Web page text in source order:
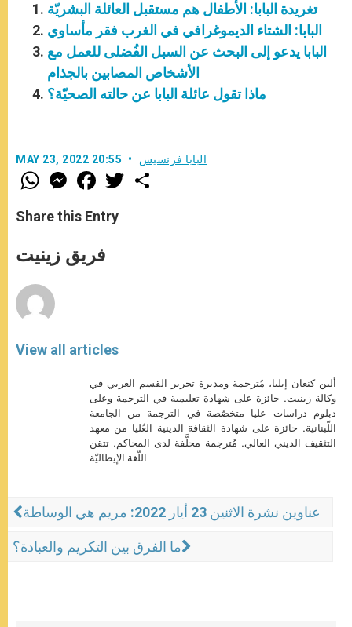
تغريدة البابا: الأطفال هم مستقبل العائلة البشريّة
البابا: الشتاء الديموغرافي في الغرب فقر مأساوي
البابا يدعو إلى البحث عن السبل الفُضلى للعمل مع
الأشخاص المصابين بالجذام
ماذا تقول عائلة البابا عن حالته الصحيّة؟
MAY 23, 2022 20:55 البابا فرنسيس
W
h
t
s
p
p
M
e
s
e
g
e
F
a
e
b
o
k
w
Share this Entry
فريق زينيت
View all articles
ألين كنعان إيليا، مُترجمة ومديرة تحرير القسم العربي في
وكالة زينيت. حائزة على شهادة تعليمية في الترجمة وعلى
دبلوم دراسات عليا متخصّصة في الترجمة من الجامعة
اللّبنانية. حائزة على شهادة الثقافة الدينية العُليا من معهد
التثقيف الديني العالي. مُترجمة محلَّفة لدى المحاكم. تتقن
اللّغة الإيطاليّة
عناوين نشرة الاثنين 23 أيار 2022: مريم هي الوساطة
ما الفرق بين التكريم والعبادة؟